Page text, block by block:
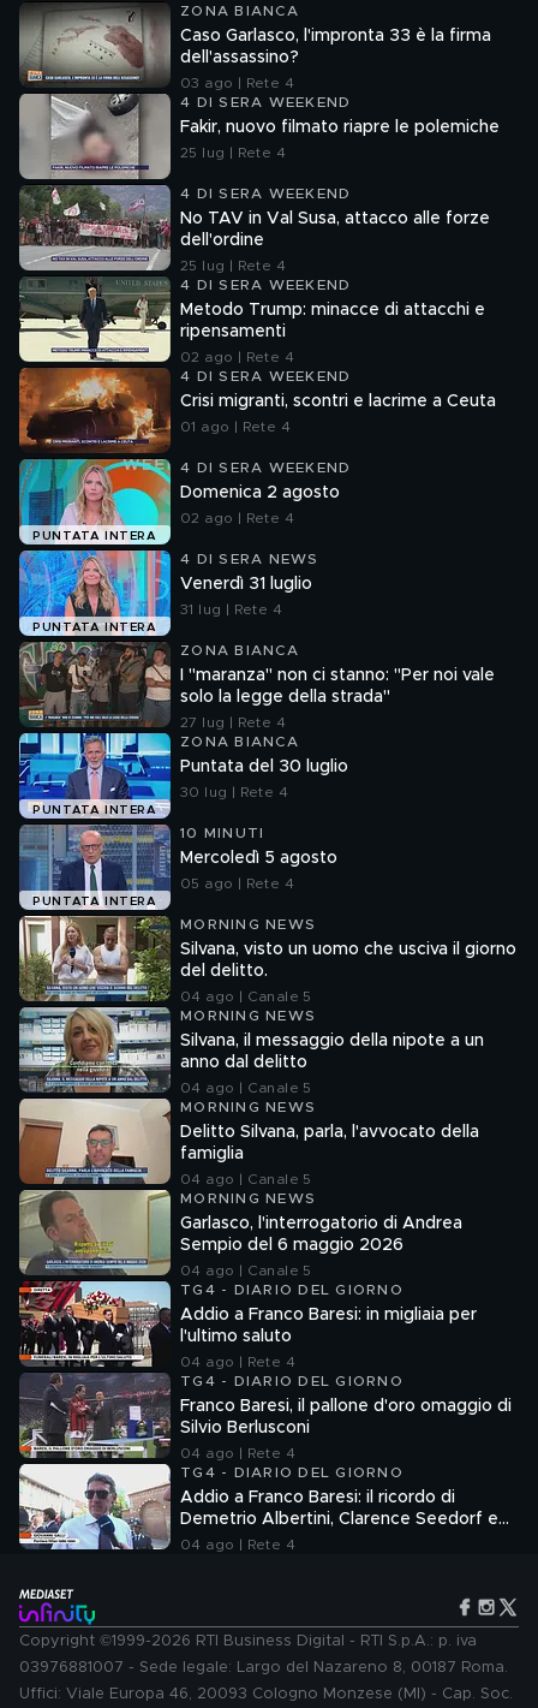
ZONA BIANCA
Caso Garlasco, l'impronta 33 è la firma
dell'assassino?
03 ago | Rete 4
4 DI SERA WEEKEND
Fakir, nuovo filmato riapre le polemiche
25 lug | Rete 4
4 DI SERA WEEKEND
No TAV in Val Susa, attacco alle forze
dell'ordine
25 lug | Rete 4
4 DI SERA WEEKEND
Metodo Trump: minacce di attacchi e
ripensamenti
02 ago | Rete 4
4 DI SERA WEEKEND
Crisi migranti, scontri e lacrime a Ceuta
01 ago | Rete 4
PUNTATA INTERA
4 DI SERA WEEKEND
Domenica 2 agosto
02 ago | Rete 4
PUNTATA INTERA
4 DI SERA NEWS
Venerdì 31 luglio
31 lug | Rete 4
ZONA BIANCA
I "maranza" non ci stanno: "Per noi vale
solo la legge della strada"
27 lug | Rete 4
PUNTATA INTERA
ZONA BIANCA
Puntata del 30 luglio
30 lug | Rete 4
PUNTATA INTERA
10 MINUTI
Mercoledì 5 agosto
05 ago | Rete 4
MORNING NEWS
Silvana, visto un uomo che usciva il giorno
del delitto.
04 ago | Canale 5
MORNING NEWS
Silvana, il messaggio della nipote a un
anno dal delitto
04 ago | Canale 5
MORNING NEWS
Delitto Silvana, parla, l'avvocato della
famiglia
04 ago | Canale 5
MORNING NEWS
Garlasco, l'interrogatorio di Andrea
Sempio del 6 maggio 2026
04 ago | Canale 5
TG4 - DIARIO DEL GIORNO
Addio a Franco Baresi: in migliaia per
l'ultimo saluto
04 ago | Rete 4
TG4 - DIARIO DEL GIORNO
Franco Baresi, il pallone d'oro omaggio di
Silvio Berlusconi
04 ago | Rete 4
TG4 - DIARIO DEL GIORNO
Addio a Franco Baresi: il ricordo di
Demetrio Albertini, Clarence Seedorf e
Giovanni Galli
04 ago | Rete 4
Copyright ©1999-2026 RTI Business Digital - RTI S.p.A.: p. iva
03976881007 - Sede legale: Largo del Nazareno 8, 00187 Roma.
Uffici: Viale Europa 46, 20093 Cologno Monzese (MI) - Cap. Soc.